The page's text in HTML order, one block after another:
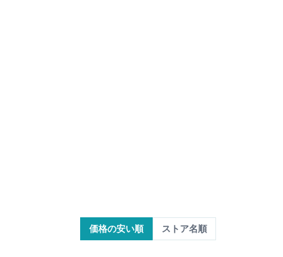
価格の安い順 ストア名順